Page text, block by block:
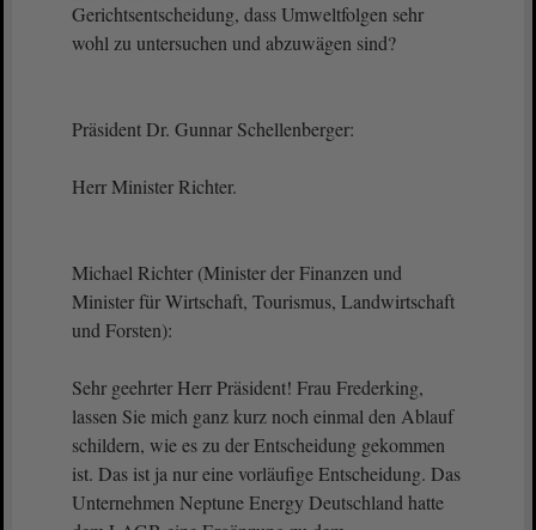
Gerichtsentscheidung, dass Umweltfolgen sehr
wohl zu untersuchen und abzuwägen sind?
Präsident Dr. Gunnar Schellenberger:
Herr Minister Richter.
Michael Richter (Minister der Finanzen und
Minister für Wirtschaft, Tourismus, Landwirtschaft
und Forsten):
Sehr geehrter Herr Präsident! Frau Frederking,
lassen Sie mich ganz kurz noch einmal den Ablauf
schildern, wie es zu der Entscheidung gekommen
ist. Das ist ja nur eine vorläufige Entscheidung. Das
Unternehmen Neptune Energy Deutschland hatte